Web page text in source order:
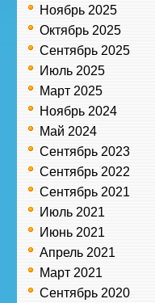
Ноябрь 2025
Октябрь 2025
Сентябрь 2025
Июль 2025
Март 2025
Ноябрь 2024
Май 2024
Сентябрь 2023
Сентябрь 2022
Сентябрь 2021
Июль 2021
Июнь 2021
Апрель 2021
Март 2021
Сентябрь 2020